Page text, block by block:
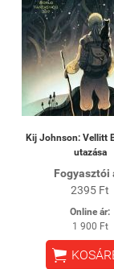
Kij Johnson: Vellitt
utazása
Fogyasztói
2395 Ft
Online ár:
1 900 Ft
